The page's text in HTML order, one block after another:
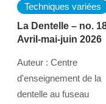
Techniques variées
La Dentelle – no.
Avril-mai-juin 2026
Auteur : Centre
d'enseignement de la
dentelle au fuseau